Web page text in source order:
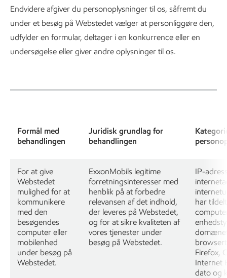
Endvidere afgiver du personoplysninger til os, såfremt du
under et besøg på Webstedet vælger at personliggøre den,
udfylder en formular, deltager i en konkurrence eller en
undersøgelse eller giver andre oplysninger til os.
Formål med
behandlingen
Juridisk grundlag for
behandlingen
For at give
Webstedet
mulighed for at
kommunikere
med den
besøgendes
computer eller
mobilenhed
under besøg på
Webstedet.
ExxonMobils legitime
forretningsinteresser med
henblik på at forbedre
relevansen af det indhold,
der leveres på Webstedet,
og for at sikre kvaliteten af
vores tjenester under
besøg på Webstedet.
IP-
har
Firefox,
Internet
dato og